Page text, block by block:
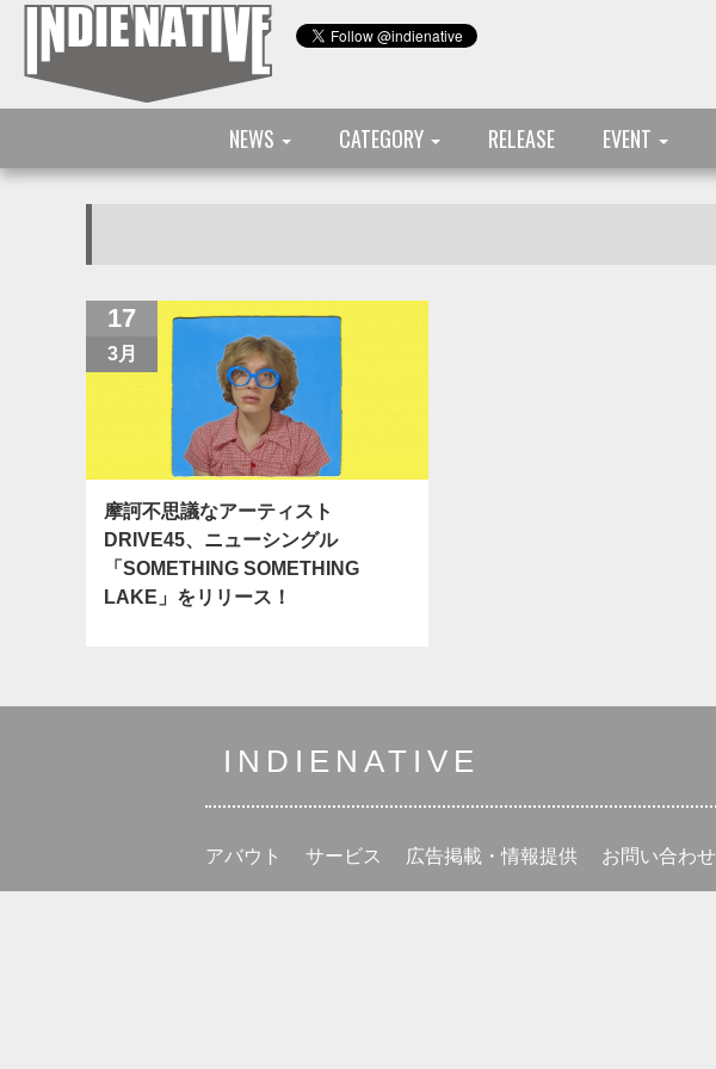
NEWS CATEGORY RELEASE EVENT
17
3月
摩訶不思議なアーティスト
DRIVE45、ニューシングル
「SOMETHING SOMETHING
LAKE」をリリース！
INDIENATIVE
アバウト サービス 広告掲載・情報提供 お問い合わせ